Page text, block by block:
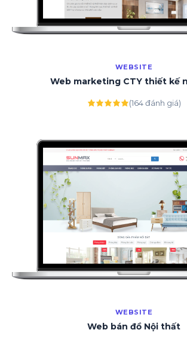
WEBSITE
Web marketing CTY thiết kế
(164 đánh giá)
WEBSITE
Web bán đồ Nội thất